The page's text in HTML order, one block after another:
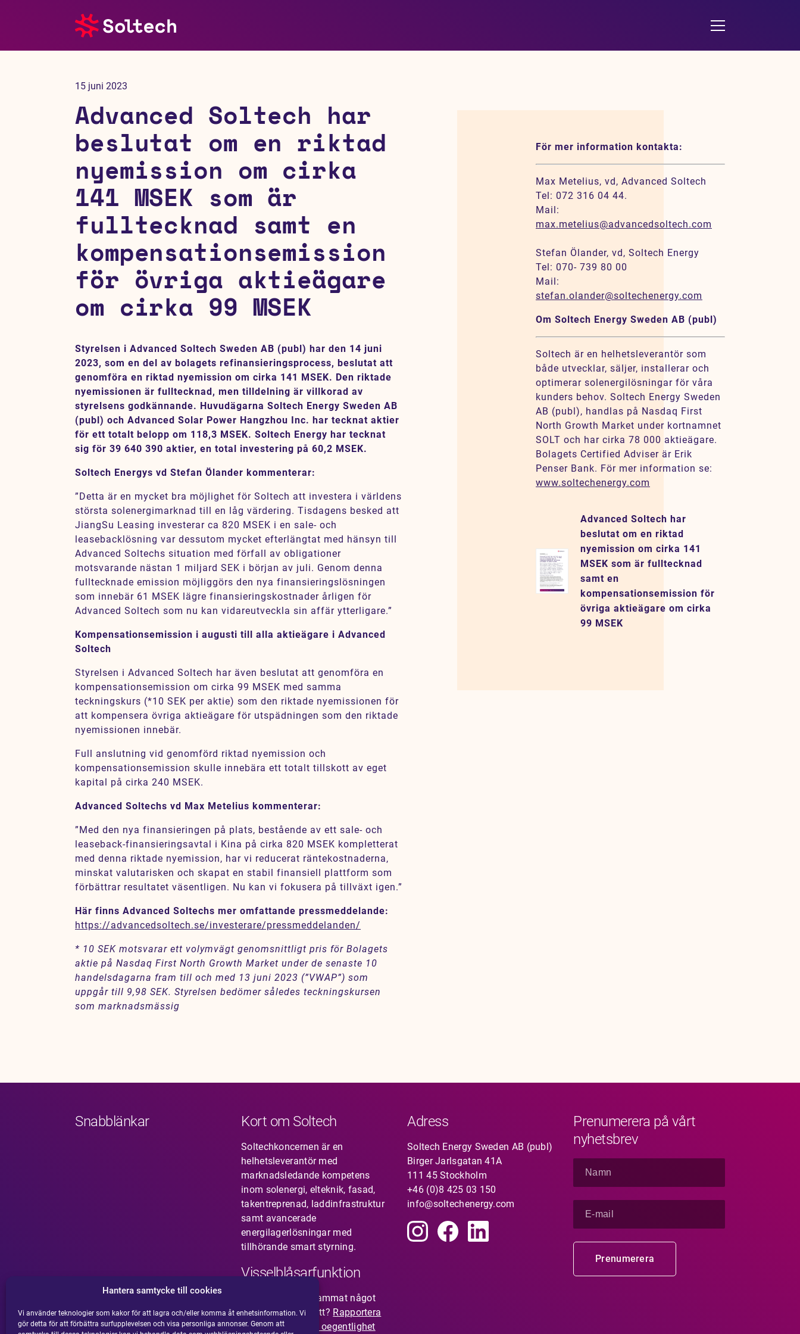
Hantera samtycke till cookies
Vi använder teknologier som kakor för att lagra och/eller komma åt enhetsinformation. Vi
gör detta för att förbättra surfupplevelsen och visa personliga annonser. Genom att
Karriär
Tjänster
Referensprojekt
Investerare
Hållbarhet
15 juni 2023
Advanced Soltech har
beslutat om en riktad
nyemission om cirka
141 MSEK som är
fulltecknad samt en
kompensationsemission
för övriga aktieägare
om cirka 99 MSEK
Styrelsen i Advanced Soltech Sweden AB (publ) har den 14 juni
2023, som en del av bolagets refinansieringsprocess, beslutat att
genomföra en riktad nyemission om cirka 141 MSEK. Den riktade
nyemissionen är fulltecknad, men tilldelning är villkorad av
styrelsens godkännande. Huvudägarna Soltech Energy Sweden AB
(publ) och Advanced Solar Power Hangzhou Inc. har tecknat aktier
för ett totalt belopp om 118,3 MSEK. Soltech Energy har tecknat
sig för 39 640 390 aktier, en total investering på 60,2 MSEK.
Soltech Energys vd Stefan Ölander kommenterar:
”Detta är en mycket bra möjlighet för Soltech att investera i världens
största solenergimarknad till en låg värdering. Tisdagens besked att
JiangSu Leasing investerar ca 820 MSEK i en sale- och
leasebacklösning var dessutom mycket efterlängtat med hänsyn till
Advanced Soltechs situation med förfall av obligationer
motsvarande nästan 1 miljard SEK i början av juli. Genom denna
fulltecknade emission möjliggörs den nya finansieringslösningen
som innebär 61 MSEK lägre finansieringskostnader årligen för
Advanced Soltech som nu kan vidareutveckla sin affär ytterligare.”
Kompensationsemission i augusti till alla aktieägare i Advanced
Soltech
Styrelsen i Advanced Soltech har även beslutat att genomföra en
kompensationsemission om cirka 99 MSEK med samma
teckningskurs (*10 SEK per aktie) som den riktade nyemissionen för
att kompensera övriga aktieägare för utspädningen som den riktade
nyemissionen innebär.
Full anslutning vid genomförd riktad nyemission och
kompensationsemission skulle innebära ett totalt tillskott av eget
kapital på cirka 240 MSEK.
Advanced Soltechs vd Max Metelius kommenterar:
”Med den nya finansieringen på plats, bestående av ett sale- och
leaseback-finansieringsavtal i Kina på cirka 820 MSEK kompletterat
med denna riktade nyemission, har vi reducerat räntekostnaderna,
minskat valutarisken och skapat en stabil finansiell plattform som
förbättrar resultatet väsentligen. Nu kan vi fokusera på tillväxt igen.”
Här finns Advanced Soltechs mer omfattande pressmeddelande:
https://advancedsoltech.se/investerare/pressmeddelanden/
* 10 SEK motsvarar ett volymvägt genomsnittligt pris för Bolagets
aktie på Nasdaq First North Growth Market under de senaste 10
handelsdagarna fram till och med 13 juni 2023 (”VWAP”) som
uppgår till 9,98 SEK. Styrelsen bedömer således teckningskursen
som marknadsmässig
För mer information kontakta:
Max Metelius, vd, Advanced Soltech
Tel: 072 316 04 44.
Mail:
max.metelius@advancedsoltech.com
Stefan Ölander, vd, Soltech Energy
Tel: 070- 739 80 00
Mail:
stefan.olander@soltechenergy.com
Om Soltech Energy Sweden AB (publ)
Soltech är en helhetsleverantör som
både utvecklar, säljer, installerar och
optimerar solenergilösningar för våra
kunders behov. Soltech Energy Sweden
AB (publ), handlas på Nasdaq First
North Growth Market under kortnamnet
SOLT och har cirka 78 000 aktieägare.
Bolagets Certified Adviser är Erik
Penser Bank. För mer information se:
www.soltechenergy.com
Advanced Soltech har
beslutat om en riktad
nyemission om cirka 141
MSEK som är fulltecknad
samt en
kompensationsemission för
övriga aktieägare om cirka
99 MSEK
Snabblänkar Kort om Soltech
Soltechkoncernen är en
helhetsleverantör med
marknadsledande kompetens
inom solenergi, elteknik, fasad,
takentreprenad, laddinfrastruktur
samt avancerade
energilagerlösningar med
tillhörande smart styrning.
Visselblåsarfunktion
Har du uppmärksammat något
som inte känns rätt? Rapportera
din misstanke om oegentlighet
Adress
Soltech Energy Sweden AB (publ)
Birger Jarlsgatan 41A
111 45 Stockholm
+46 (0)8 425 03 150
info@soltechenergy.com
Prenumerera på vårt
nyhetsbrev